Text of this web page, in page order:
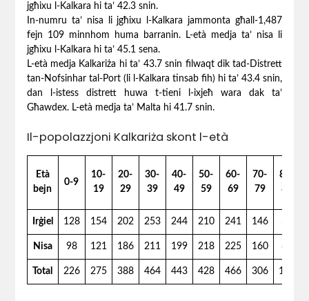
jgħixu l-Kalkara hi ta’ 42.3 snin.
In-numru ta’ nisa li jgħixu l-Kalkara jammonta għall-1,487
fejn 109 minnhom huma barranin. L-età medja ta’ nisa li
jgħixu l-Kalkara hi ta’ 45.1 sena.
L-età medja Kalkariża hi ta’ 43.7 snin filwaqt dik tad-Distrett
tan-Nofsinhar tal-Port (li l-Kalkara tinsab fih) hi ta’ 43.4 snin,
dan l-istess distrett huwa t-tieni l-ixjeħ wara dak ta’
Għawdex. L-età medja ta’ Malta hi 41.7 snin.
Il-popolazzjoni Kalkariża skont l-età
Età
bejn
0-9
10-
19
20-
29
30-
39
40-
49
50-
59
60-
69
70-
79
80-
89
Irġiel 128 154 202 253 244 210 241 146 39
Nisa 98 121 186 211 199 218 225 160 63
Total 226 275 388 464 443 428 466 306 102